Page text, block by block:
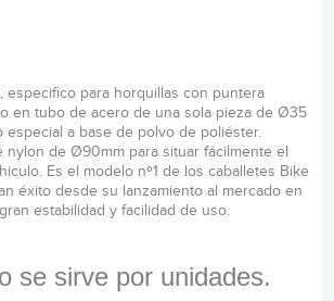
especifico para horquillas con puntera
en tubo de acero de una sola pieza de Ø35
especial a base de polvo de poliéster.
nylon de Ø90mm para situar fácilmente el
Es el modelo nº1 de los caballetes Bike
éxito desde su lanzamiento al mercado en
estabilidad y facilidad de uso.
se sirve por unidades.